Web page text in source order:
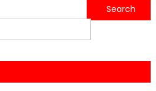
दिव्य ज्योति जागृति संस्थान के तत्वावधान में गांधी पार्क में पिछले कई दिनों से श्रीमद्भागवत कथा का आयोजन हो रहा है……